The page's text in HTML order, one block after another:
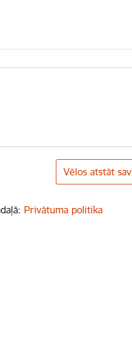
Vēlos atstāt
Privātuma politika